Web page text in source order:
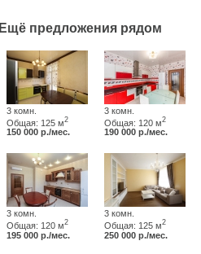
Ещё предложения рядом
3 комн.
Общая: 125 м2
150 000 р./мес.
3 комн.
Общая: 120 м2
190 000 р./мес.
3 комн.
Общая: 120 м2
195 000 р./мес.
3 комн.
Общая: 125 м2
250 000 р./мес.